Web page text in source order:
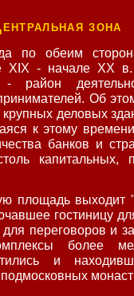
зона
по обеим
XIX - начале XX
район
Об
крупных деловых
к этому
банков и
капитальных,
площадь выходит
гостиницу
переговоров и
более
и